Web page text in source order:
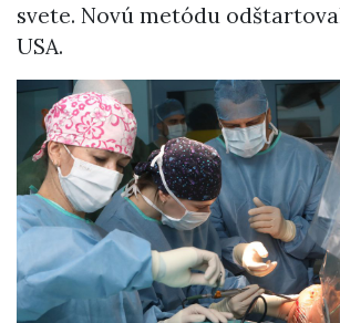
svete. Novú metódu
USA.